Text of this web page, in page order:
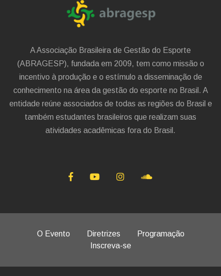
A Associação Brasileira de Gestão do Esporte
(ABRAGESP), fundada em 2009, tem como missão o
incentivo à produção e o estímulo a disseminação de
conhecimento na área da gestão do esporte no Brasil. A
entidade reúne associados de todas as regiões do Brasil e
também estudantes brasileiros que realizam suas
atividades acadêmicas fora do Brasil.
O Evento Diretrizes
Programação
Inscreva-se